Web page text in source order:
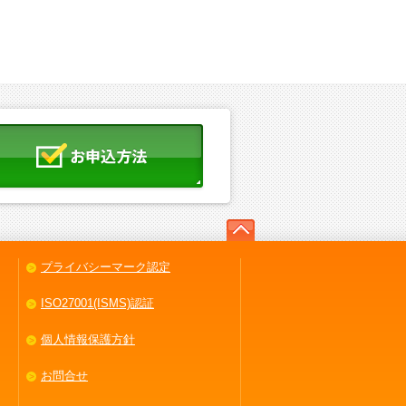
プライバシーマーク認定
ISO27001(ISMS)認証
個人情報保護方針
お問合せ